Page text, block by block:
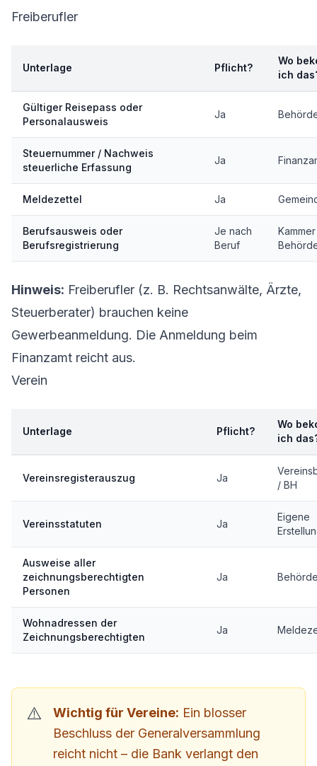
Freiberufler
Unterlage Pflicht?
Wo
ich
Gültiger Reisepass oder
Personalausweis
Ja
Steuernummer / Nachweis
steuerliche Erfassung
Ja
Meldezettel Ja
Berufsausweis oder
Berufsregistrierung
Je nach
Beruf
Hinweis: Freiberufler (z. B. Rechtsanwälte, Ärzte,
Steuerberater) brauchen keine
Gewerbeanmeldung. Die Anmeldung beim
Finanzamt reicht aus.
Verein
Unterlage Pflicht?
Wo
ich
Vereinsregisterauszug Ja
/ BH
Vereinsstatuten Ja
Eigene
Ausweise aller
zeichnungsberechtigten
Personen
Ja
Wohnadressen der
Zeichnungsberechtigten
Ja
Wichtig für Vereine: Ein blosser
Beschluss der Generalversammlung
reicht nicht – die Bank verlangt den